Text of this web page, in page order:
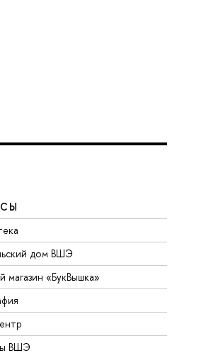
дом ВШЭ
магазин «БукВышка»
ВШЭ